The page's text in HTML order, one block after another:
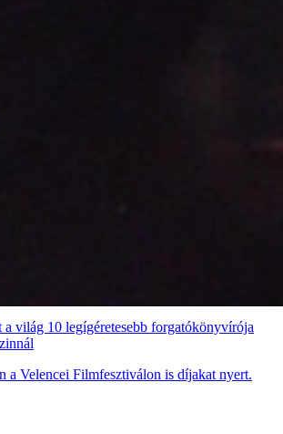
világ 10 legígéretesebb forgatókönyvírója
a Velencei Filmfesztiválon is díjakat nyert.